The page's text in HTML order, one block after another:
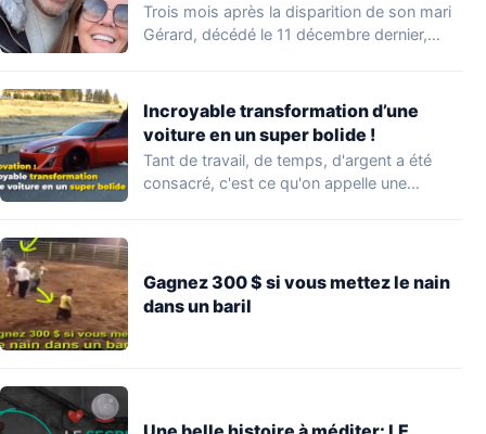
Trois mois après la disparition de son mari
Gérard, décédé le 11 décembre dernier,…
Incroyable transformation d’une
voiture en un super bolide !
Tant de travail, de temps, d'argent a été
consacré, c'est ce qu'on appelle une…
Gagnez 300 $ si vous mettez le nain
dans un baril